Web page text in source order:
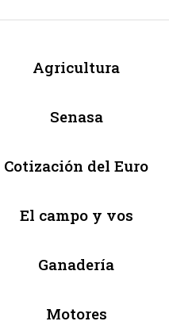
Agricultura
Senasa
Cotización del Euro
El campo y vos
Ganadería
Motores